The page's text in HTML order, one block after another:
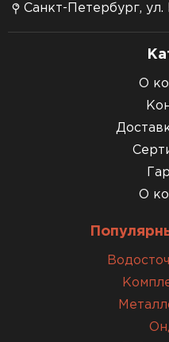
Санкт-Петербург, ул.
О
О